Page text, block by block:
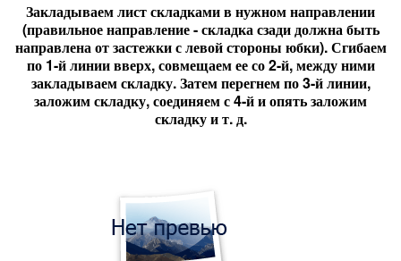
Закладываем лист складками в нужном направлении
(правильное направление - складка сзади должна быть
направлена от застежки с левой стороны юбки). Сгибаем
по 1-й линии вверх, совмещаем ее со 2-й, между ними
закладываем складку. Затем перегнем по 3-й линии,
заложим складку, соединяем с 4-й и опять заложим
складку и т. д.